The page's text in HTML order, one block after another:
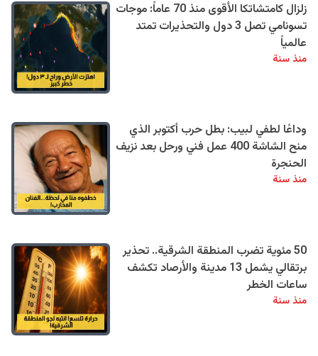
زلزال كامتشاتكا الأقوى منذ 70 عاماً: موجات
تسونامي تصل 3 دول والتحذيرات تمتد
عالمياً
منذ سنة
وداعًا لطفي لبيب: بطل حرب أكتوبر الذي
منح الشاشة 400 عمل فني ورحل بعد نزيف
الحنجرة
منذ سنة
50 مئوية تضرب المنطقة الشرقية.. تحذير
برتقالي يشمل 13 مدينة والأرصاد تكشف
ساعات الخطر
منذ سنة